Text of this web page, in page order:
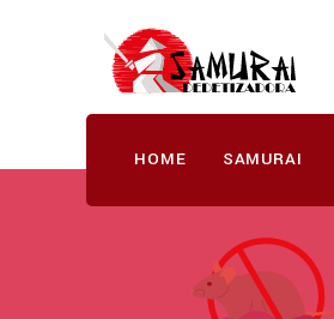
HOME SAMURAI